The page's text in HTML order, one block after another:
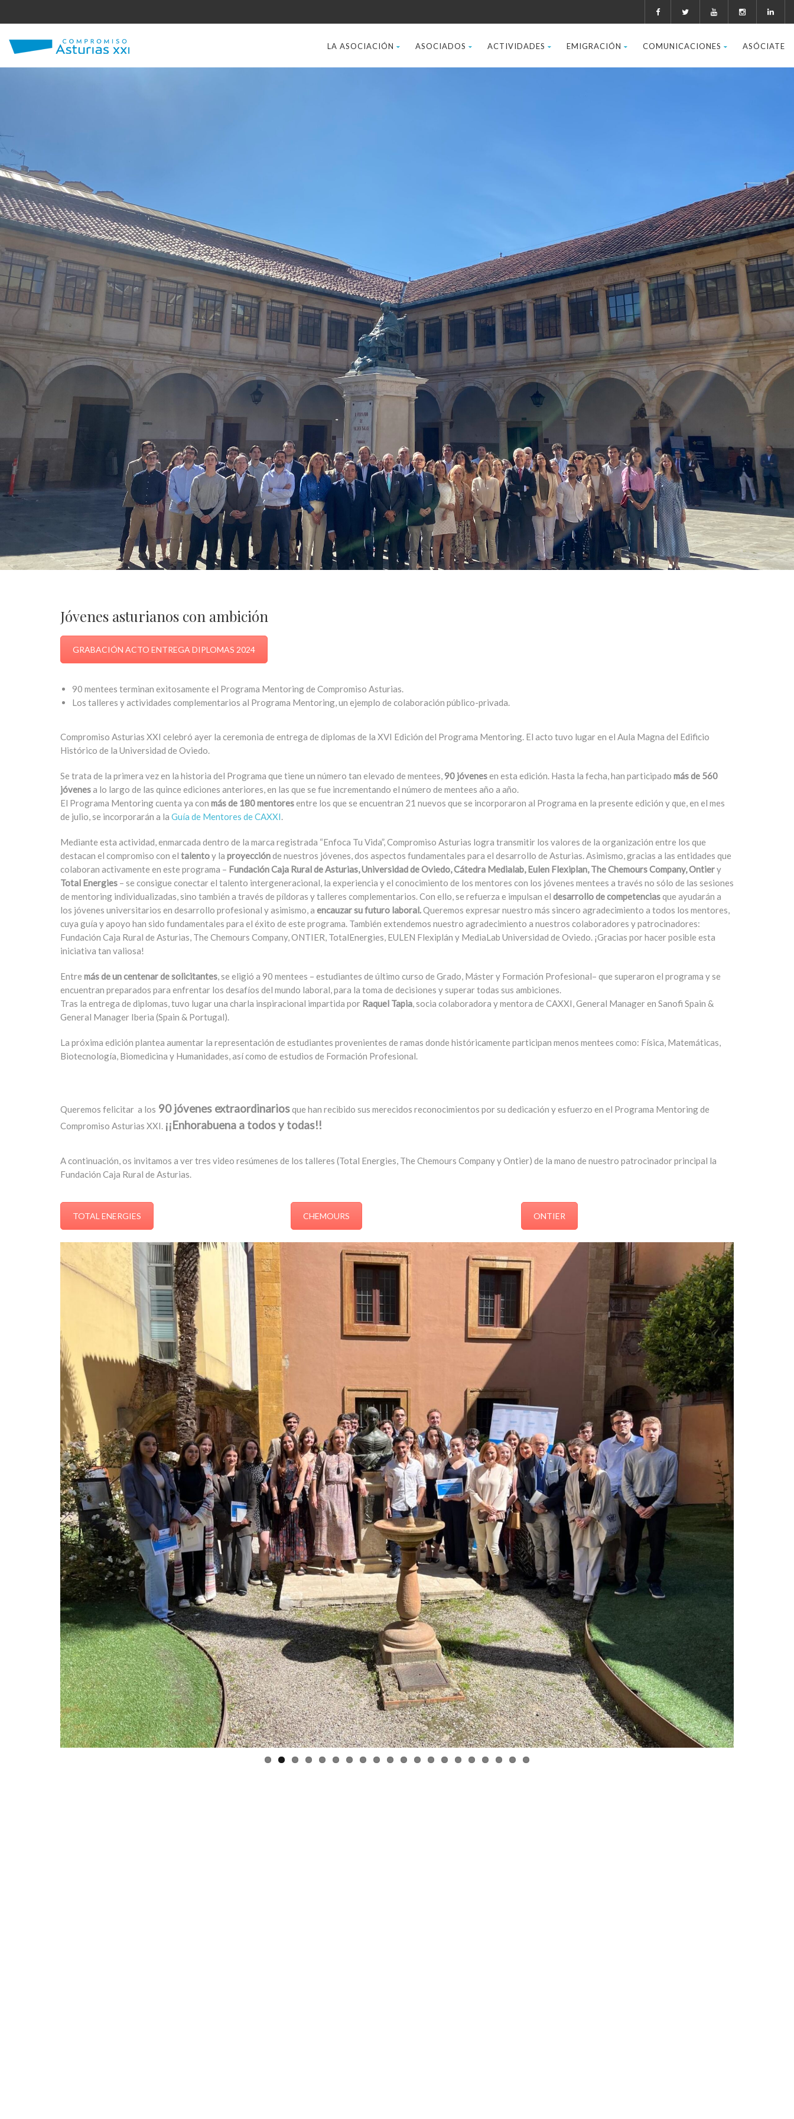
LA ASOCIACIÓN ASOCIADOS ACTIVIDADES EMIGRACIÓN COMUNICACIONES ASÓCIATE
Jóvenes asturianos con ambición
GRABACIÓN ACTO ENTREGA DIPLOMAS 2024
90 mentees terminan exitosamente el Programa Mentoring de Compromiso Asturias.
Los talleres y actividades complementarios al Programa Mentoring, un ejemplo de colaboración público-privada.
Compromiso Asturias XXI celebró ayer la ceremonia de entrega de diplomas de la XVI Edición del Programa Mentoring. El acto tuvo lugar en el Aula Magna del Edificio
Histórico de la Universidad de Oviedo.
Se trata de la primera vez en la historia del Programa que tiene un número tan elevado de mentees,90 jóvenesen esta edición. Hasta la fecha, han participado más de 560
jóvenesa lo largo de las quince ediciones anteriores, en las que se fue incrementando el número de mentees año a año.
El Programa Mentoring cuenta ya con más de 180 mentoresentre los que se encuentran 21 nuevos que se incorporaron al Programa en la presente edición y que, en el mes
de julio, se incorporarán a la Guía de Mentores de CAXXI.
Mediante esta actividad, enmarcada dentro de la marca registrada “Enfoca Tu Vida”, Compromiso Asturias logra transmitir los valores de la organización entre los que
destacan el compromiso con el talentoy la proyecciónde nuestros jóvenes, dos aspectos fundamentales para el desarrollo de Asturias. Asimismo, gracias a las entidades que
colaboran activamente en este programa – Fundación Caja Rural de Asturias, Universidad de Oviedo, Cátedra Medialab, Eulen Flexiplan, The Chemours Company, Ontiery
Total Energies – se consigue conectar el talento intergeneracional, la experiencia y el conocimiento de los mentores con los jóvenes mentees a través no sólo de las sesiones
de mentoring individualizadas, sino también a través de píldoras y talleres complementarios. Con ello, se refuerza e impulsan el desarrollo de competenciasque ayudarán a
los jóvenes universitarios en desarrollo profesional y asimismo, a encauzar su futuro laboral.Queremos expresar nuestro más sincero agradecimiento a todos los mentores,
cuya guía y apoyo han sido fundamentales para el éxito de este programa. También extendemos nuestro agradecimiento a nuestros colaboradores y patrocinadores:
Fundación Caja Rural de Asturias, The Chemours Company, ONTIER, TotalEnergies, EULEN Flexiplán y MediaLab Universidad de Oviedo. ¡Gracias por hacer posible esta
iniciativa tan valiosa!
Entre más de un centenar de solicitantes, se eligió a 90 mentees – estudiantes de último curso de Grado, Máster y Formación Profesional– que superaron el programa y se
encuentran preparados para enfrentar los desafíos del mundo laboral, para la toma de decisiones y superar todas sus ambiciones.
Tras la entrega de diplomas, tuvo lugar una charla inspiracional impartida por Raquel Tapia, socia colaboradora y mentora de CAXXI, General Manager en Sanofi Spain &
General Manager Iberia (Spain & Portugal).
La próxima edición plantea aumentar la representación de estudiantes provenientes de ramas donde históricamente participan menos mentees como: Física, Matemáticas,
Biotecnología, Biomedicina y Humanidades, así como de estudios de Formación Profesional.
Queremos felicitar a los 90 jóvenes extraordinariosque han recibido sus merecidos reconocimientos por su dedicación y esfuerzo en el Programa Mentoring de
Compromiso Asturias XXI. ¡¡Enhorabuena a todos y todas!!
A continuación, os invitamos a ver tres video resúmenes de los talleres (Total Energies, The Chemours Company y Ontier) de la mano de nuestro patrocinador principal la
Fundación Caja Rural de Asturias.
TOTAL ENERGIES CHEMOURS ONTIER